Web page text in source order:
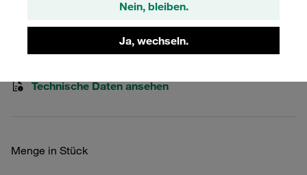
Nein, bleiben.
Ja, wechseln.
STAUFF Materialnr. 1130005759
Technische Daten ansehen
Menge in Stück